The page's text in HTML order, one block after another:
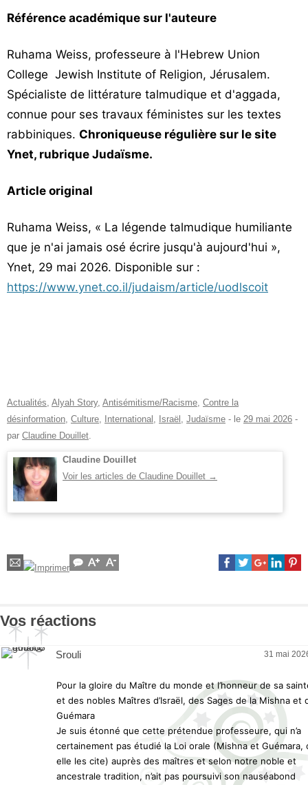
Référence académique sur l'auteure
Ruhama Weiss, professeure à l'Hebrew Union
College Jewish Institute of Religion, Jérusalem.
Spécialiste de littérature talmudique et d'aggada,
connue pour ses travaux féministes sur les textes
rabbiniques. Chroniqueuse régulière sur le site
Ynet, rubrique Judaïsme.
Article original
Ruhama Weiss, « La légende talmudique humiliante
que je n'ai jamais osé écrire jusqu'à aujourd'hui »,
Ynet, 29 mai 2026. Disponible sur :
https://www.ynet.co.il/judaism/article/uodlscoit
Actualités, Alyah Story, Antisémitisme/Racisme, Contre la
désinformation, Culture, International , Israël , Judaïsme - le 29 mai 2026 -
par Claudine Douillet.
Claudine Douillet
Voir les articles de Claudine Douillet →
Vos réactions
Srouli 31 mai
Pour la gloire du Maître du monde et l’honneur de sa
et des nobles Maîtres d’Israël, des Sages de la Mishna et
Guémara
Je suis étonné que cette prétendue professeure, qui n’a
certainement pas étudié la Loi orale (Mishna et Guémara,
elle les cite) auprès des maîtres et selon notre noble et
ancestrale tradition, n’ait pas poursuivi son nauséabond